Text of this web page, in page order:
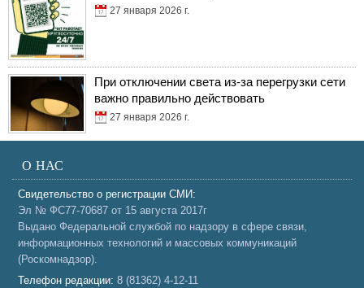
27 января 2026 г.
При отключении света из-за перегрузки сети
важно правильно действовать
27 января 2026 г.
О НАС
Свидетельство о регистрации СМИ:
Эл № ФС77-70687 от 15 августа 2017г
Выдано Федеральной службой по надзору в сфере связи,
информационных технологий и массовых коммуникаций
(Роскомнадзор).
Телефон редакции: 8 (81362) 4-12-11